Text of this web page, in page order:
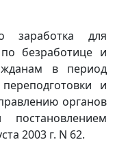
заработка для
безработице и
в период
и
органов
постановлением
2003 г. N 62.